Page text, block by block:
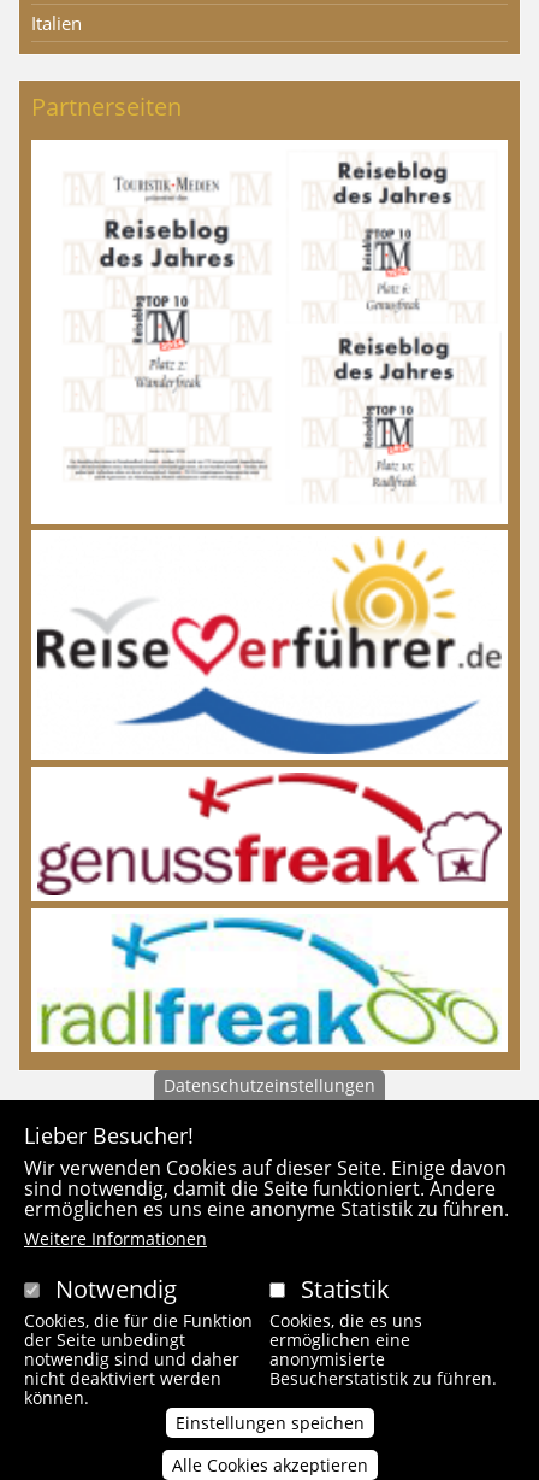
Italien
Partnerseiten
KONTAKT
wanderfreak.de
Keuslinstraße 13
80798 München
Tel: 0049 (0)152 59 222 714
info@wanderfreak.de
Datenschutzeinstellungen
Lieber Besucher!
Wir verwenden Cookies auf dieser Seite. Einige davon
sind notwendig, damit die Seite funktioniert. Andere
ermöglichen es uns eine anonyme Statistik zu führen.
Weitere Informationen
Notwendig
Cookies, die für die Funktion
der Seite unbedingt
notwendig sind und daher
nicht deaktiviert werden
können.
Statistik
Cookies, die es uns
ermöglichen eine
anonymisierte
Besucherstatistik zu führen.
Einstellungen speichen
Alle Cookies akzeptieren